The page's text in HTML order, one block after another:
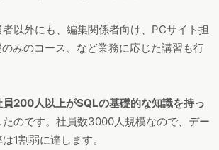
以外にも、編集関係者向け、PCサイト担
みのコース、など業務に応じた講習も行
員200人以上がSQLの基礎的な知識を持っ
のです。社員数3000人規模なので、デー
1割弱に達します。